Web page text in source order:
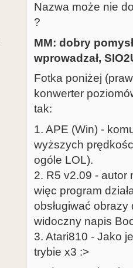
Nazwa może nie
?
MM: dobry
wprowadzał,
Fotka poniżej
konwerter
tak:
1. APE (Win) -
wyższych
ogóle LOL).
2. R5 v2.09 - autor
więc program
obsługiwać
widoczny napis
3. Atari810 - Jako
trybie x3 :>